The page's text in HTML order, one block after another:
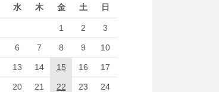
水 木 金 土 日
1 2 3
6 7 8 9 10
13 14 15 16 17
20 21 22 23 24